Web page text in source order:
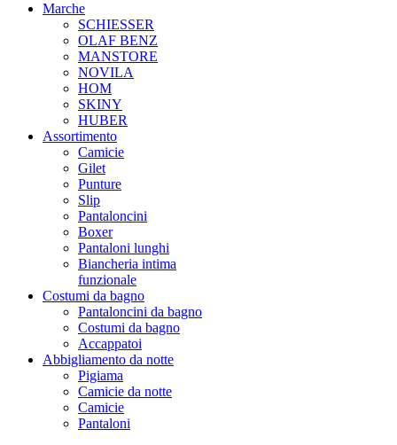
Marche
SCHIESSER
OLAF BENZ
MANSTORE
NOVILA
HOM
SKINY
HUBER
Assortimento
Camicie
Gilet
Punture
Slip
Pantaloncini
Boxer
Pantaloni lunghi
Biancheria intima
funzionale
Costumi da bagno
Pantaloncini da bagno
Costumi da bagno
Accappatoi
Abbigliamento da notte
Pigiama
Camicie da notte
Camicie
Pantaloni